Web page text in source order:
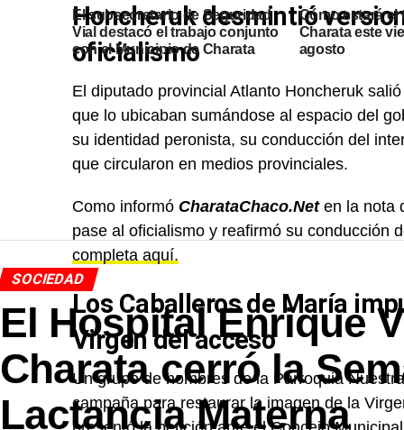
Honcheruk desmintió
oficialismo
El diputado provincial Atlanto Honcheruk
que lo ubicaban sumándose al espacio del
su identidad peronista, su conducción del
que circularon en medios provinciales.
Como informó CharataChaco.Neten la nota
pase al oficialismo y reafirmó su conducción
completa aquí.
Los Caballeros de María
Virgen del acceso
Un grupo de hombres de la Parroquia
campaña para restaurar la imagen de la
El subsecretario de Seguridad
Vial destacó el trabajo conjunto
con el Municipio de Charata
Cómo estará el
Charata este
agosto
SOCIEDAD
El Hospital Enrique
Charata cerró la
Lactancia Materna